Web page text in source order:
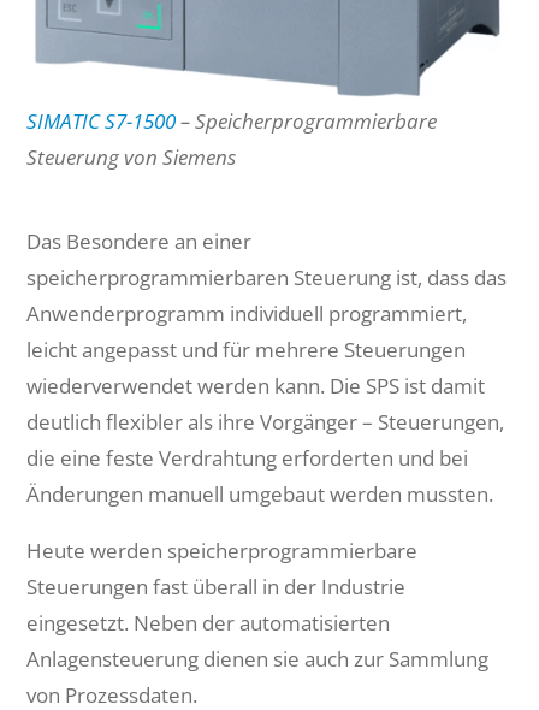
SIMATIC S7-1500– Speicherprogrammierbare
Steuerung von Siemens
Das Besondere an einer
speicherprogrammierbaren Steuerung ist, dass das
Anwenderprogramm individuell programmiert,
leicht angepasst und für mehrere Steuerungen
wiederverwendet werden kann. Die SPS ist damit
deutlich flexibler als ihre Vorgänger – Steuerungen,
die eine feste Verdrahtung erforderten und bei
Änderungen manuell umgebaut werden mussten.
Heute werden speicherprogrammierbare
Steuerungen fast überall in der Industrie
eingesetzt. Neben der automatisierten
Anlagensteuerung dienen sie auch zur Sammlung
von Prozessdaten.